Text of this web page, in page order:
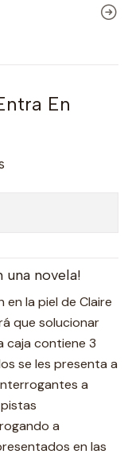
En
una novela!
la piel de Claire
que solucionar
caja contiene 3
se les presenta a
a
a
en las